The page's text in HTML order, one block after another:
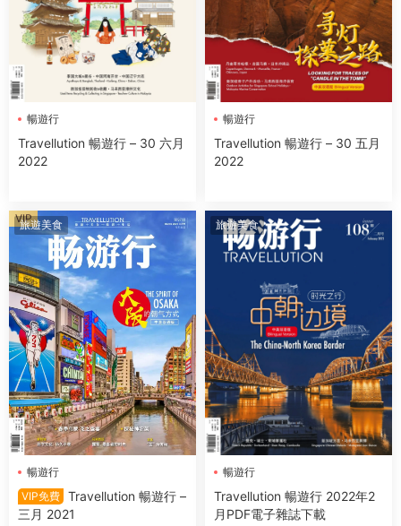
暢遊行
Travellution 暢遊行 – 30 六月
2022
暢遊行
Travellution 暢遊行 – 30 五月
2022
旅遊美食
暢遊行
VIP免費 Travellution 暢遊行 –
三月 2021
VIP 旅遊美食
暢遊行
Travellution 暢遊行 2022年2
月PDF電子雜誌下載